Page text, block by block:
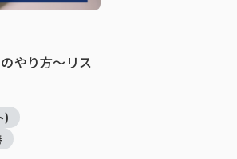
やり方～リス
)